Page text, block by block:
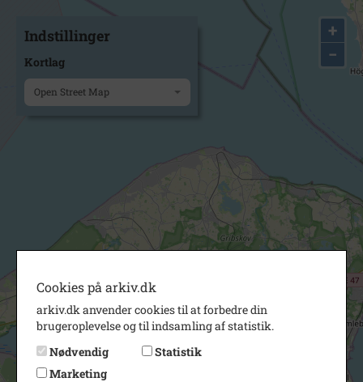
+
−
Indstillinger
Kortlag
Open Street Map
Cookies på arkiv.dk
arkiv.dk anvender cookies til at forbedre din
brugeroplevelse og til indsamling af statistik.
Nødvendig
Statistik
Marketing